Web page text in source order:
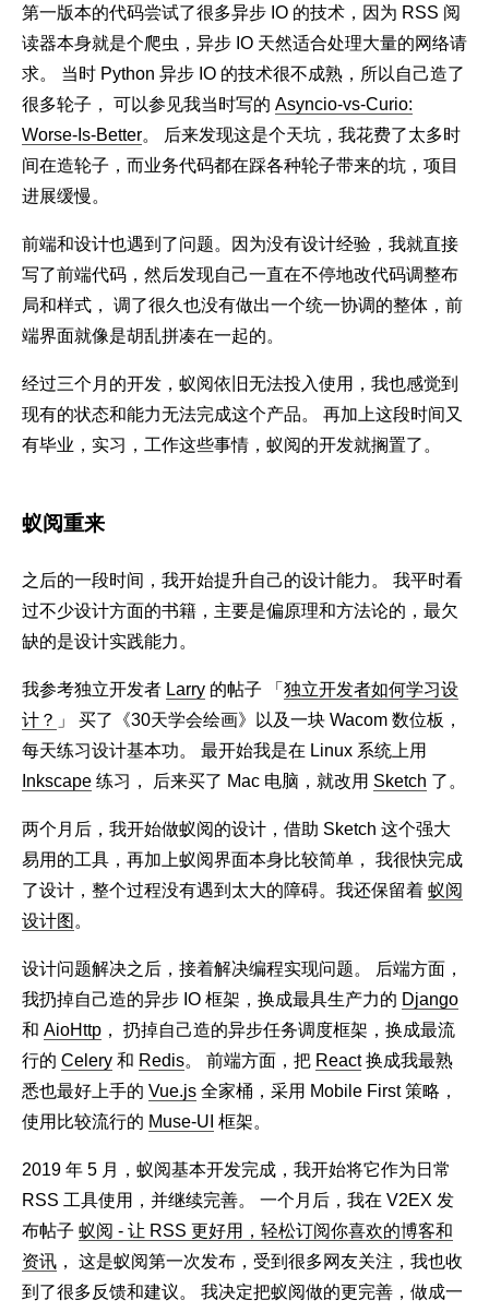
第一版本的代码尝试了很多异步 IO 的技术，因为 RSS 阅
读器本身就是个爬虫，异步 IO 天然适合处理大量的网络请
求。 当时 Python 异步 IO 的技术很不成熟，所以自己造了
很多轮子， 可以参见我当时写的 Asyncio-vs-Curio:
Worse-Is-Better。 后来发现这是个天坑，我花费了太多时
间在造轮子，而业务代码都在踩各种轮子带来的坑，项目
进展缓慢。
前端和设计也遇到了问题。因为没有设计经验，我就直接
写了前端代码，然后发现自己一直在不停地改代码调整布
局和样式， 调了很久也没有做出一个统一协调的整体，前
端界面就像是胡乱拼凑在一起的。
经过三个月的开发，蚁阅依旧无法投入使用，我也感觉到
现有的状态和能力无法完成这个产品。 再加上这段时间又
有毕业，实习，工作这些事情，蚁阅的开发就搁置了。
蚁阅重来
之后的一段时间，我开始提升自己的设计能力。 我平时看
过不少设计方面的书籍，主要是偏原理和方法论的，最欠
缺的是设计实践能力。
我参考独立开发者 Larry 的帖子 「 独立开发者如何学习设
计？ 」 买了《30天学会绘画》以及一块 Wacom 数位板，
每天练习设计基本功。 最开始我是在 Linux 系统上用
Inkscape 练习， 后来买了 Mac 电脑，就改用 Sketch 了。
两个月后，我开始做蚁阅的设计，借助 Sketch 这个强大
易用的工具，再加上蚁阅界面本身比较简单， 我很快完成
了设计，整个过程没有遇到太大的障碍。我还保留着 蚁阅
设计图 。
设计问题解决之后，接着解决编程实现问题。 后端方面，
我扔掉自己造的异步 IO 框架，换成最具生产力的 Django
和 AioHttp ， 扔掉自己造的异步任务调度框架，换成最流
行的 Celery 和 Redis。 前端方面，把 React换成我最熟
悉也最好上手的 Vue.js 全家桶，采用 Mobile First 策略，
使用比较流行的 Muse-UI 框架。
2019 年 5 月，蚁阅基本开发完成，我开始将它作为日常
RSS 工具使用，并继续完善。 一个月后，我在 V2EX 发
布帖子 蚁阅 - 让 RSS 更好用，轻松订阅你喜欢的博客和
资讯 ， 这是蚁阅第一次发布，受到很多网友关注，我也收
到了很多反馈和建议。 我决定把蚁阅做的更完善，做成一